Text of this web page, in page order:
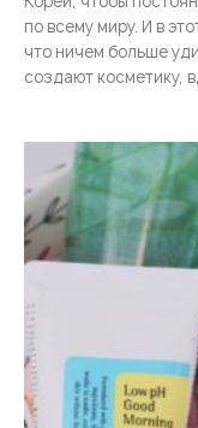
по всему миру. И в
что ничем больше
создают косметику,